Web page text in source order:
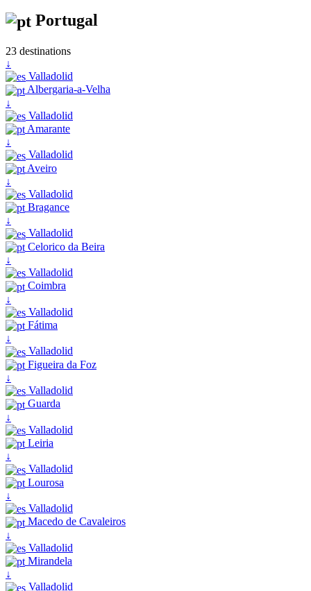
Portugal
23 destinations
↓
Valladolid
Albergaria-a-Velha
↓
Valladolid
Amarante
↓
Valladolid
Aveiro
↓
Valladolid
Bragance
↓
Valladolid
Celorico da Beira
↓
Valladolid
Coimbra
↓
Valladolid
Fátima
↓
Valladolid
Figueira da Foz
↓
Valladolid
Guarda
↓
Valladolid
Leiria
↓
Valladolid
Lourosa
↓
Valladolid
Macedo de Cavaleiros
↓
Valladolid
Mirandela
↓
Valladolid